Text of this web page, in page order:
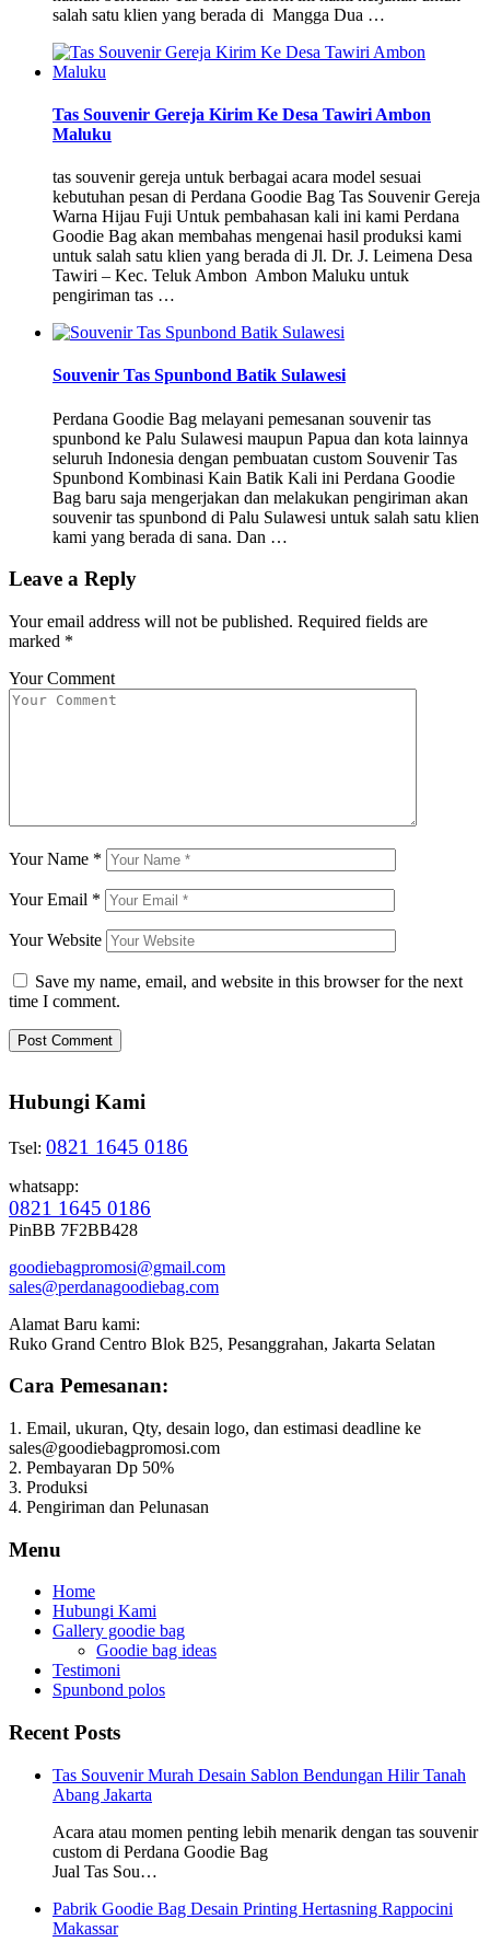
salah satu klien yang berada di Mangga Dua …
Tas Souvenir Gereja Kirim Ke Desa Tawiri Ambon
Maluku
tas souvenir gereja untuk berbagai acara model sesuai
kebutuhan pesan di Perdana Goodie Bag Tas Souvenir Gereja
Warna Hijau Fuji Untuk pembahasan kali ini kami Perdana
Goodie Bag akan membahas mengenai hasil produksi kami
untuk salah satu klien yang berada di Jl. Dr. J. Leimena Desa
Tawiri – Kec. Teluk Ambon Ambon Maluku untuk
pengiriman tas …
Souvenir Tas Spunbond Batik Sulawesi
Perdana Goodie Bag melayani pemesanan souvenir tas
spunbond ke Palu Sulawesi maupun Papua dan kota lainnya
seluruh Indonesia dengan pembuatan custom Souvenir Tas
Spunbond Kombinasi Kain Batik Kali ini Perdana Goodie
Bag baru saja mengerjakan dan melakukan pengiriman akan
souvenir tas spunbond di Palu Sulawesi untuk salah satu klien
kami yang berada di sana. Dan …
Leave a Reply
Your email address will not be published. Required fields are
marked *
Your Comment
Your Name *
Your Email *
Your Website
Save my name, email, and website in this browser for the next
time I comment.
Hubungi Kami
Tsel: 0821 1645 0186
whatsapp:
0821 1645 0186
PinBB 7F2BB428
goodiebagpromosi@gmail.com
sales@perdanagoodiebag.com
Alamat Baru kami:
Ruko Grand Centro Blok B25, Pesanggrahan, Jakarta Selatan
Cara Pemesanan:
1. Email, ukuran, Qty, desain logo, dan estimasi deadline ke
sales@goodiebagpromosi.com
2. Pembayaran Dp 50%
3. Produksi
4. Pengiriman dan Pelunasan
Menu
Home
Hubungi Kami
Gallery goodie bag
Goodie bag ideas
Testimoni
Spunbond polos
Recent Posts
Tas Souvenir Murah Desain Sablon Bendungan Hilir Tanah
Abang Jakarta
Acara atau momen penting lebih menarik dengan tas souvenir
custom di Perdana Goodie Bag
Jual Tas Sou…
Pabrik Goodie Bag Desain Printing Hertasning Rappocini
Makassar